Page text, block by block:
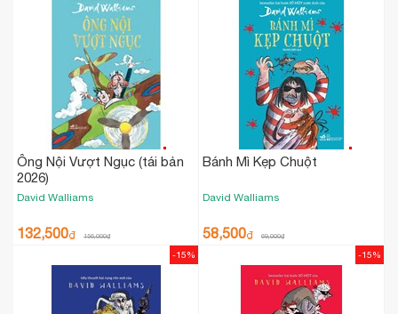
Ông Nội Vượt Ngục (tái bản
2026)
David Walliams
132,500₫ 156,000₫
Bánh Mì Kẹp Chuột
David Walliams
58,500₫ 69,000₫
-15% -15%